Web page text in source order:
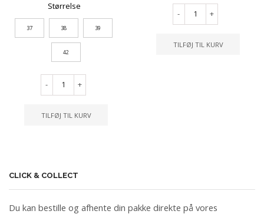
Størrelse
37 38 39
42
- +
TILFØJ TIL KURV
- +
TILFØJ TIL KURV
CLICK & COLLECT
Du kan bestille og afhente din pakke direkte på vores